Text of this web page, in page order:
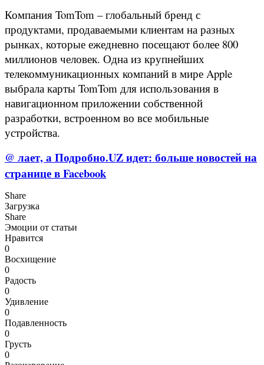
Компания TomTom – глобальный бренд с
продуктами, продаваемыми клиентам на разных
рынках, которые ежедневно посещают более 800
миллионов человек. Одна из крупнейших
телекоммуникационных компаний в мире Apple
выбрала карты TomTom для использования в
навигационном приложении собственной
разработки, встроенном во все мобильные
устройства.
@ лает, а Подробно.UZ идет: больше новостей на
странице в Facebook
Share
Загрузка
Share
Эмоции от статьи
Нравится
0
Восхищение
0
Радость
0
Удивление
0
Подавленность
0
Грусть
0